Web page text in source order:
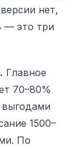
нет,
— это три
Главное
70–80%
выгодами
1500–
По